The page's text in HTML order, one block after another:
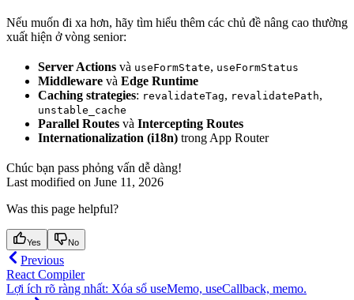
Nếu muốn đi xa hơn, hãy tìm hiểu thêm các chủ đề nâng cao thường
xuất hiện ở vòng senior:
Server Actions và useFormState, useFormStatus
Middleware và Edge Runtime
Caching strategies: revalidateTag, revalidatePath,
unstable_cache
Parallel Routes và Intercepting Routes
Internationalization (i18n) trong App Router
Chúc bạn pass phỏng vấn dễ dàng!
Last modified on June 11, 2026
Was this page helpful?
Yes No
Previous
React Compiler
Lợi ích rõ ràng nhất: Xóa sổ useMemo, useCallback, memo.